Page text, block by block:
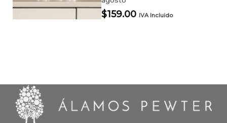
$159.00 IVA Incluido